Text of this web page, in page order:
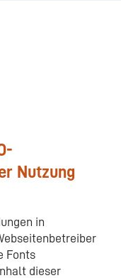
Nutzung
in
Fonts
dieser